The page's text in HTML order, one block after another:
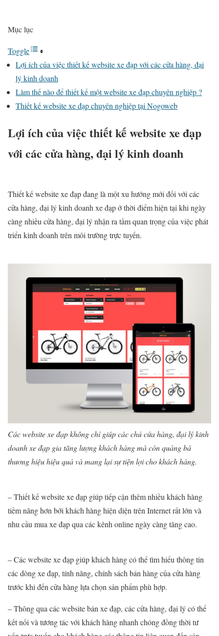
Mục lục
Toggle
Lợi ích của việc thiết kế website xe đạp với các cửa hàng, đại
lý kinh doanh
Làm thế nào để thiết kế một website xe đạp chuyên nghiệp ?
Thiết kế website xe đạp chuyên nghiệp tại Nogoweb
Lợi ích của việc thiết kế website xe đạp
với các cửa hàng, đại lý kinh doanh
Thiết kế website xe đạp đang là một xu hướng mới đối với các
cửa hàng, đại lý kinh doanh xe đạp ở thời điểm hiện tại khi ngày
càng nhiều cửa hàng, đại lý nhận ra tầm quan trọng của việc phát
triển kinh doanh trên môi trường trực tuyến.
Các website xe đạp không chỉ giúp các chủ cửa hàng, đại lý kinh
doanh xe đạp gia tăng lượng khách hàng mà còn quảng bá
thương hiệu hiệu quả và mang lại sự tiện lợi cho khách hàng.
– Thiết kế website xe đạp giúp tiếp cận thêm nhiều khách hàng
tiềm năng hơn bởi khách hàng hiện diện trên Internet rất lớn và
nhu cầu mua xe đạp qua các kênh online ngày càng tăng cao.
– Các website xe đạp giúp khách hàng có thể tìm hiểu thông tin
các dòng xe đạp, tính năng, chính sách bán hàng của cửa hàng
trước khi đến cửa hàng lựa chọn sản phẩm phù hợp.
– Thông qua các website bán xe đạp, các cửa hàng, đại lý có thể
kết nối và tương tác với khách hàng nhanh chóng đồng thời tư